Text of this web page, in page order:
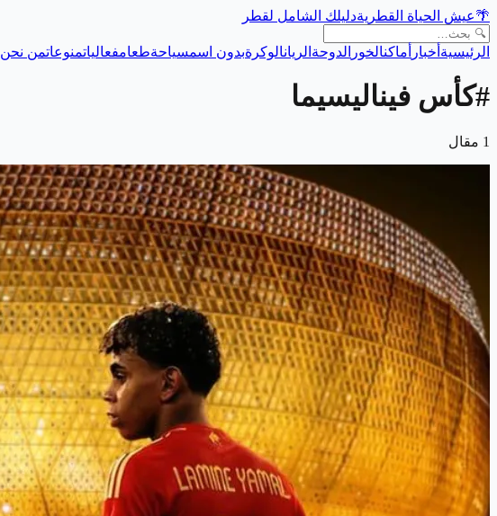
🌴عيش الحياة القطريةدليلك الشامل لقطر
الرئيسية أخبار أماكنالخور الدوحة الريانالوكرةبدون اسمسياحةطعامفعالياتمنوعاتمن نحن
#كأس فيناليسيما
1 مقال